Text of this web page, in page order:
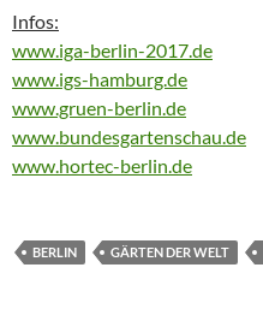
Infos:
www.iga-berlin-2017.de
www.igs-hamburg.de
www.gruen-berlin.de
www.bundesgartenschau.de
www.hortec-berlin.de
BERLIN GÄRTEN DER WELT